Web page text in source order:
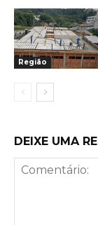
Região
DEIXE UMA